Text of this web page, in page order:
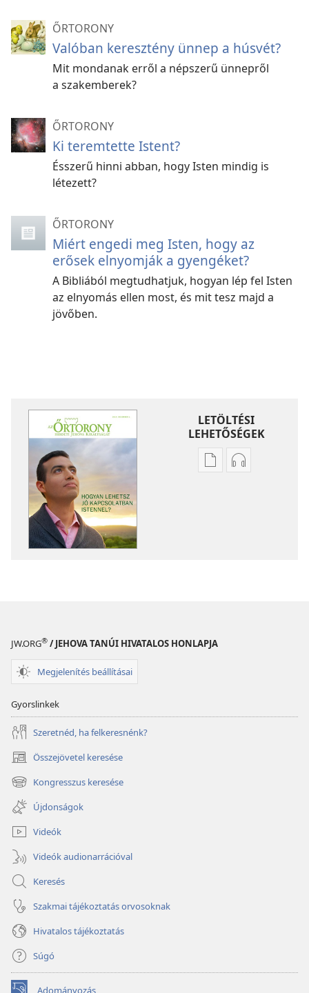
ŐRTORONY
Valóban keresztény ünnep a húsvét?
Mit mondanak erről a népszerű ünnepről
a szakemberek?
ŐRTORONY
Ki teremtette Istent?
Ésszerű hinni abban, hogy Isten mindig is
létezett?
ŐRTORONY
Miért engedi meg Isten, hogy az
erősek elnyomják a gyengéket?
A Bibliából megtudhatjuk, hogyan lép fel Isten
az elnyomás ellen most, és mit tesz majd a
jövőben.
LETÖLTÉSI
LEHETŐSÉGEK
Kiadványok
JW.ORG® / JEHOVA TANÚI HIVATALOS HONLAPJA
Megjelenítés beállításai
Gyorslinkek
Szeretnéd, ha felkeresnénk?
Összejövetel keresése
(opens
new
window)
Kongresszus keresése
(opens
new
window)
Újdonságok
Videók
Videók audionarrációval
Keresés
Szakmai tájékoztatás orvosoknak
Hivatalos tájékoztatás
Súgó
Adományozás